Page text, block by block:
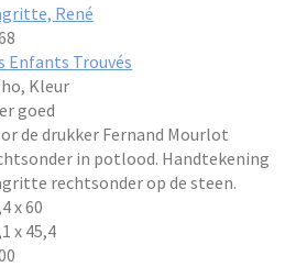
René
Enfants Trouvés
Kleur
goed
de drukker Fernand Mourlot
in potlood. Handtekening
rechtsonder op de steen.
x 60
x 45,4